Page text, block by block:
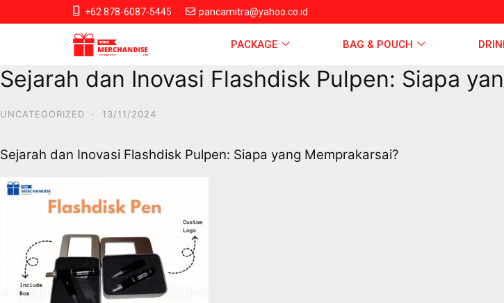
+62 878-6087-5445 pancamitra@yahoo.co.id
PACKAGE BAG & POUCH
Sejarah dan Inovasi Flashdisk Pulpen: Siapa
UNCATEGORIZED · 13/11/2024
Sejarah dan Inovasi Flashdisk Pulpen: Siapa yang Memprakarsai?